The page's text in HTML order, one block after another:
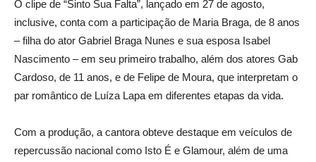
O clipe de “Sinto Sua Falta”, lançado em 27 de agosto,
inclusive, conta com a participação de Maria Braga, de 8 anos
– filha do ator Gabriel Braga Nunes e sua esposa Isabel
Nascimento – em seu primeiro trabalho, além dos atores Gab
Cardoso, de 11 anos, e de Felipe de Moura, que interpretam o
par romântico de Luíza Lapa em diferentes etapas da vida.
Com a produção, a cantora obteve destaque em veículos de
repercussão nacional como Isto É e Glamour, além de uma